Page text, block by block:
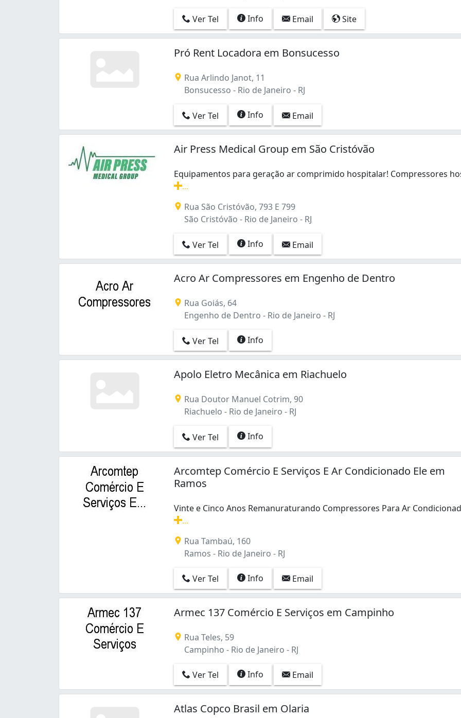
Ver Tel Info Email Site
Pró Rent Locadora em Bonsucesso
Rua Arlindo Janot, 11
Bonsucesso - Rio de Janeiro - RJ
Ver Tel Info Email
Air Press Medical Group em São Cristóvão
Equipamentos para geração ar comprimido hospitalar! Compressores
Rua São Cristóvão, 793 E 799
São Cristóvão - Rio de Janeiro - RJ
Ver Tel Info Email
Acro Ar Compressores em Engenho de Dentro
Rua Goiás, 64
Engenho de Dentro - Rio de Janeiro - RJ
Ver Tel Info
Apolo Eletro Mecânica em Riachuelo
Rua Doutor Manuel Cotrim, 90
Riachuelo - Rio de Janeiro - RJ
Ver Tel Info
Arcomtep Comércio E Serviços E Ar Condicionado Ele em
Ramos
Vinte e Cinco Anos Remanuraturando Compressores Para Ar
Rua Tambaú, 160
Ramos - Rio de Janeiro - RJ
Ver Tel Info Email
Armec 137 Comércio E Serviços em Campinho
Rua Teles, 59
Campinho - Rio de Janeiro - RJ
Ver Tel Info Email
Atlas Copco Brasil em Olaria